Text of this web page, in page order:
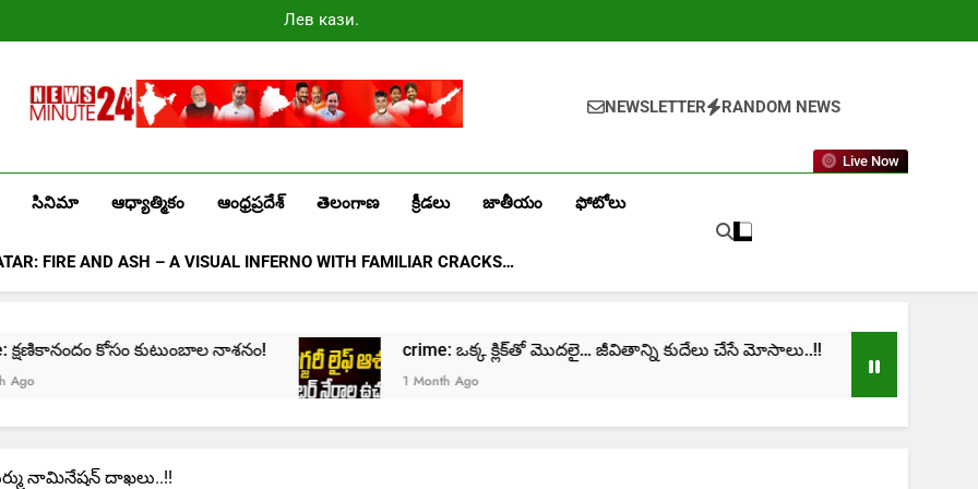
Лев казино
промокоды
Newsminute24
NEWSLETTER RANDOM NEWS
Live Now
సినిమా ఆధ్యాత్మికం ఆంధ్రప్రదేశ్ తెలంగాణ క్రీడలు జాతీయం ఫోటోలు
FIRE AND ASH – A VISUAL INFERNO WITH FAMILIAR CRACKS…
కోసం కుటుంబాల నాశనం! crime: ఒక్క క్లిక్‌తో మొదలై… జీవితాన్ని కుదేలు చేసే మోసాలు..!!
1 Month Ago
నామినేషన్‌ దాఖలు..!!